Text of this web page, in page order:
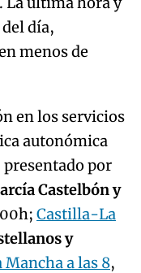
día,
menos de
en los servicios
autonómica
presentado por
Castelbón y
Castilla-La
y
a las 8,